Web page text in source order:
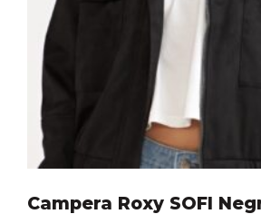
Campera Roxy SOFI